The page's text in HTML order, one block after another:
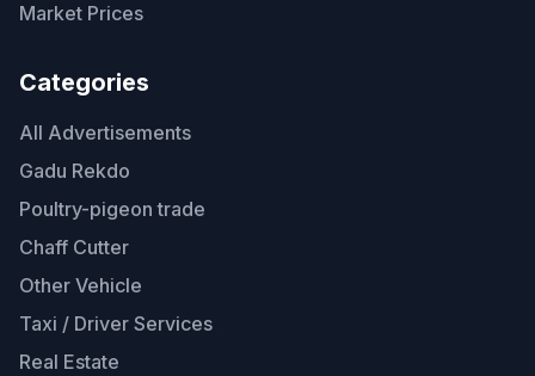
Market Prices
Categories
All Advertisements
Gadu Rekdo
Poultry-pigeon trade
Chaff Cutter
Other Vehicle
Taxi / Driver Services
Real Estate